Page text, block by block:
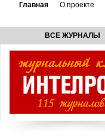
Главная О проекте
ВСЕ ЖУРНАЛЫ